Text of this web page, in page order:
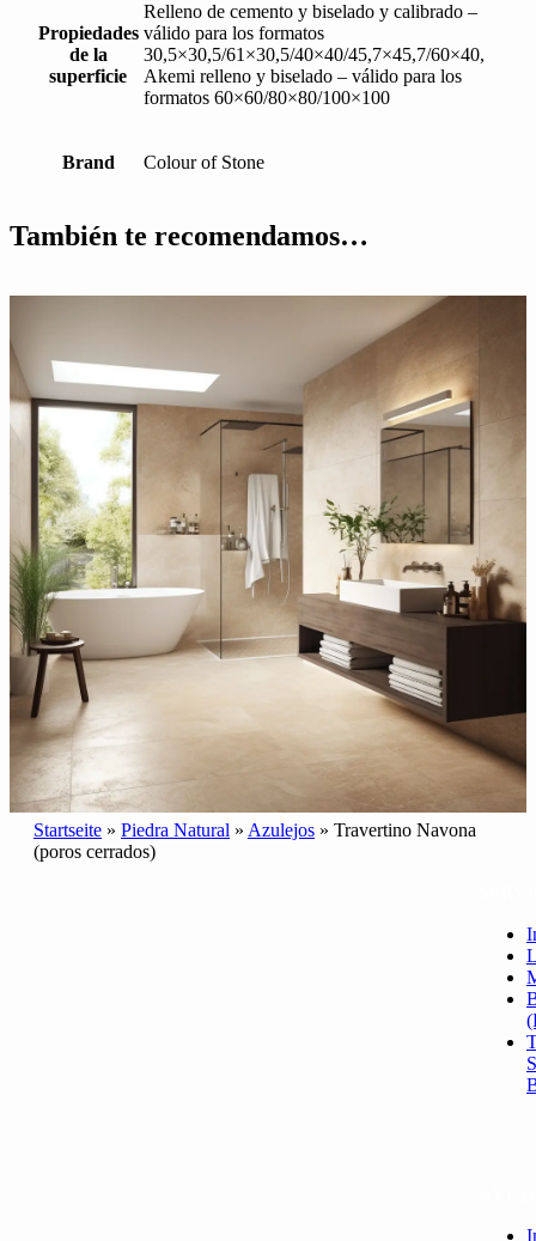
Propiedades
de la
superficie
Relleno de cemento y biselado y calibrado –
válido para los formatos
30,5×30,5/61×30,5/40×40/45,7×45,7/60×40,
Akemi relleno y biselado – válido para los
formatos 60×60/80×80/100×100
Brand Colour of Stone
También te recomendamos…
Startseite » Piedra Natural » Azulejos » Travertino Navona
(poros cerrados)